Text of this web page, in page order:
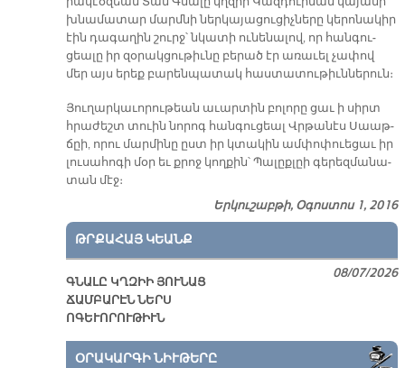
խնա­մա­տար մարմ­նի ներ­կա­յա­ցու­ցիչ­նե­րը կե­րո­նա­կիր
էին դա­գա­ղին շուրջ՝ նկա­տի ու­նե­նա­լով, որ հան­գու­
ցեա­լը իր զօ­րակ­ցու­թիւ­նը բե­րած էր ա­ռա­ւել չա­փով
մեր այս ե­րեք բա­րեն­պա­տակ հաս­տա­տու­թիւն­նե­րուն։
Յու­ղար­կա­ւո­րու­թեան ա­ւար­տին բո­լո­րը ցաւ ի սիրտ
հրա­ժեշտ տուին նո­րոգ հան­գու­ցեալ Վրթա­նէս Սաաթ­
ճըի, ո­րու մար­մի­նը ըստ իր կտա­կին ամ­փո­փուե­ցաւ իր
լու­սա­հո­գի մօր եւ քրոջ կող­քին՝ Պա­լըք­լըի գե­րեզ­մա­նա­
տան մէջ։
Երկուշաբթի, Օգոստոս 1, 2016
ԹՐՔԱՀԱՅ ԿԵԱՆՔ
ԳՆԱԼԸ ԿՂԶԻԻ ՅՈՒՆԱՑ
ՃԱՄԲԱՐԷՆ ՆԵՐՍ
ՈԳԵՒՈՐՈՒԹԻՒՆ
08/07/2026
ՕՐԱԿԱՐԳԻ ՆԻՒԹԵՐԸ